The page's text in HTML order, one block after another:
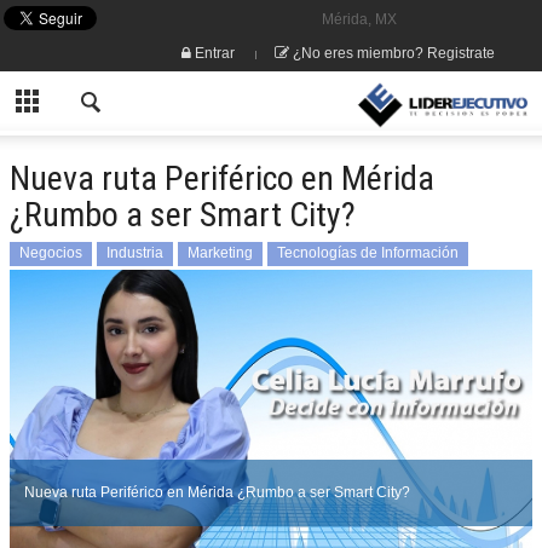
Mérida, MX
Entrar
¿No eres miembro? Registrate
Nueva ruta Periférico en Mérida
¿Rumbo a ser Smart City?
Negocios Industria Marketing
Tecnologías de Información
Investigación de Mercados
Nueva ruta Periférico en Mérida ¿Rumbo a ser Smart City?